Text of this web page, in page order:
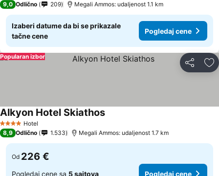
9,0 Odlično 209 Megali Ammos: udaljenost 1.1 km
Izaberi datume da bi se prikazale
tačne cene
Pogledaj cene
Deli
Popularan izbor
4 ZvezdiceHotel
Alkyon Hotel Skiathos
8,9 Odlično 1.533 Megali Ammos: udaljenost 1.7 km
Od 226 €
Pogledaj cene sa 5 sajtova Pogledaj cene